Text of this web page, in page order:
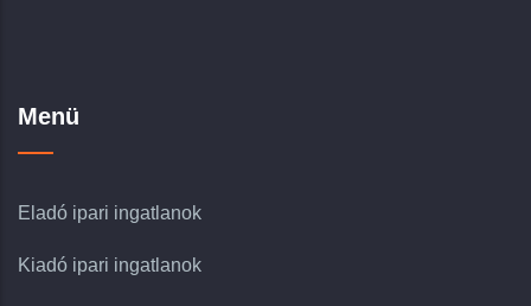
Menü
Eladó ipari ingatlanok
Kiadó ipari ingatlanok